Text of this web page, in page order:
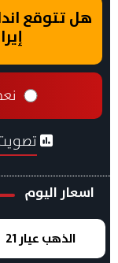
هل تتوقع
اسعار اليوم
الذهب عيار 21